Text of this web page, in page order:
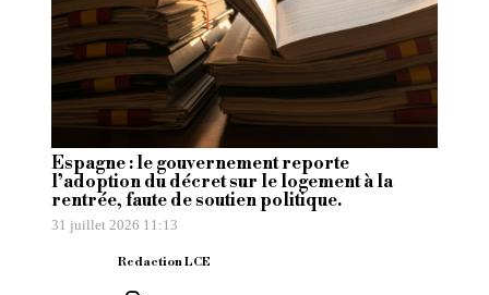
Espagne : le gouvernement reporte
l’adoption du décret sur le logement à la
rentrée, faute de soutien politique.
31 juillet 2026 11:13
Redaction LCE